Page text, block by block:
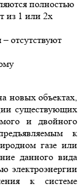
полностью
из 1 или 2х
отсутствуют
новых объектах,
существующих
и двойного
к
газе или
данного вида
электроэнергии
к системе